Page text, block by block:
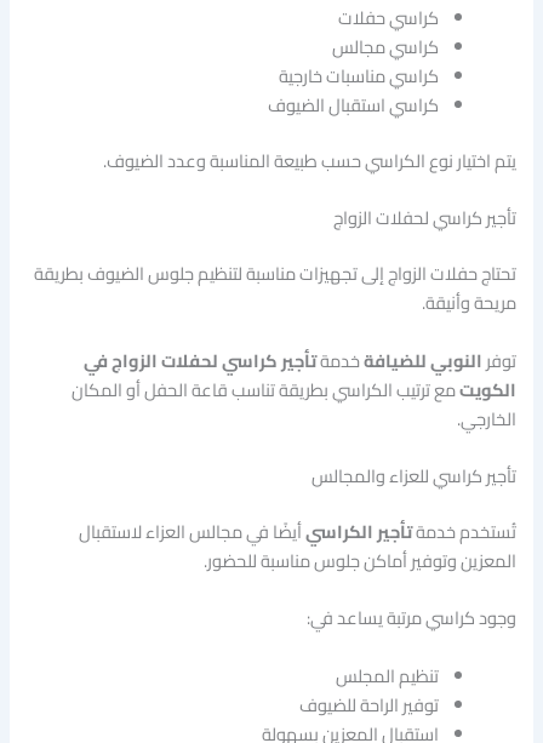
كراسي حفلات
كراسي مجالس
كراسي مناسبات خارجية
كراسي استقبال الضيوف
يتم اختيار نوع الكراسي حسب طبيعة المناسبة وعدد الضيوف.
تأجير كراسي لحفلات الزواج
تحتاج حفلات الزواج إلى تجهيزات مناسبة لتنظيم جلوس الضيوف بطريقة
مريحة وأنيقة.
توفرالنوبي للضيافةخدمةتأجير كراسي لحفلات الزواج في
الكويتمع ترتيب الكراسي بطريقة تناسب قاعة الحفل أو المكان
الخارجي.
تأجير كراسي للعزاء والمجالس
تُستخدم خدمةتأجير الكراسيأيضًا في مجالس العزاء لاستقبال
المعزين وتوفير أماكن جلوس مناسبة للحضور.
وجود كراسي مرتبة يساعد في:
تنظيم المجلس
توفير الراحة للضيوف
استقبال المعزين بسهولة